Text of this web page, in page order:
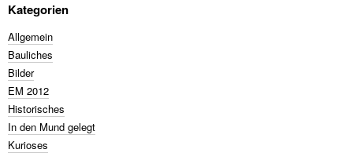
Kategorien
Allgemein
Bauliches
Bilder
EM 2012
Historisches
In den Mund gelegt
Kurioses